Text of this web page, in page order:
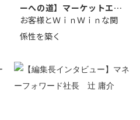
ーへの道】マーケットエン
タープライズ...
お客様とＷｉｎＷｉｎな関
係性を築く